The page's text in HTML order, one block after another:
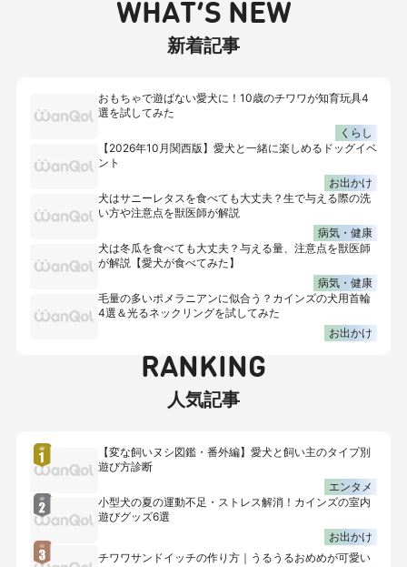
WHAT’S NEW
新着記事
おもちゃで遊ばない愛犬に！10歳のチワワが知育玩具4
選を試してみた
くらし
【2026年10月関西版】愛犬と一緒に楽しめるドッグイベ
ント
お出かけ
犬はサニーレタスを食べても大丈夫？生で与える際の洗
い方や注意点を獣医師が解説
病気・健康
犬は冬瓜を食べても大丈夫？与える量、注意点を獣医師
が解説【愛犬が食べてみた】
病気・健康
毛量の多いポメラニアンに似合う？カインズの犬用首輪
4選＆光るネックリングを試してみた
お出かけ
RANKING
人気記事
【変な飼いヌシ図鑑・番外編】愛犬と飼い主のタイプ別
遊び方診断
エンタメ
小型犬の夏の運動不足・ストレス解消！カインズの室内
遊びグッズ6選
お出かけ
チワワサンドイッチの作り方｜うるうるおめめが可愛い